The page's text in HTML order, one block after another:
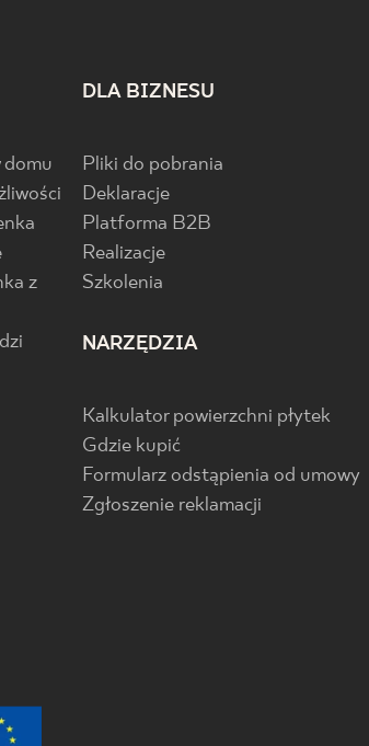
domu
z
DLA BIZNESU
Pliki do pobrania
Deklaracje
Platforma B2B
Realizacje
Szkolenia
NARZĘDZIA
Kalkulator powierzchni płytek
Gdzie kupić
Formularz odstąpienia od umowy
Zgłoszenie reklamacji